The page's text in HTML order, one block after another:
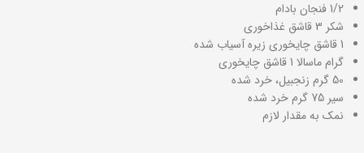
1/2 فنجان بادام
شکر 3 قاشق غذاخوری
1 قاشق چایخوری زیره آسیاب شده
گرام ماسالا 1 قاشق چایخوری
50 گرم زنجبیل، خرد شده
سیر 75 گرم خرد شده
نمک به مقدار لازم